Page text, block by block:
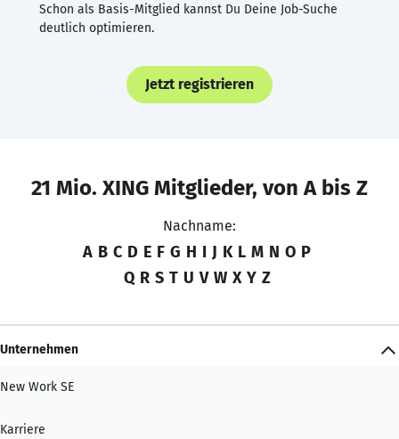
Schon als Basis-Mitglied kannst Du Deine Job-Suche
deutlich optimieren.
Jetzt registrieren
21 Mio. XING Mitglieder, von A bis Z
Nachname:
A B C D E F G H I J K L M N O P
Q R S T U V W X Y Z
Unternehmen
New Work SE
Karriere